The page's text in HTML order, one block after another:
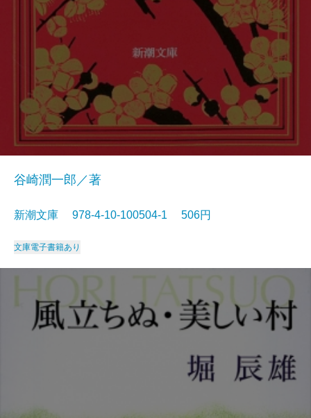
谷崎潤一郎／著
新潮文庫 978-4-10-100504-1 506円
文庫電子書籍あり